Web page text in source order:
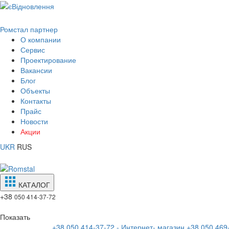
Ромстал партнер
О компании
Сервис
Проектирование
Вакансии
Блог
Объекты
Контакты
Прайс
Новости
Акции
UKR RUS
КАТАЛОГ
+38 050 414-37-72
Показать
+38 050 414-37-72 - Интернет- магазин +38 050